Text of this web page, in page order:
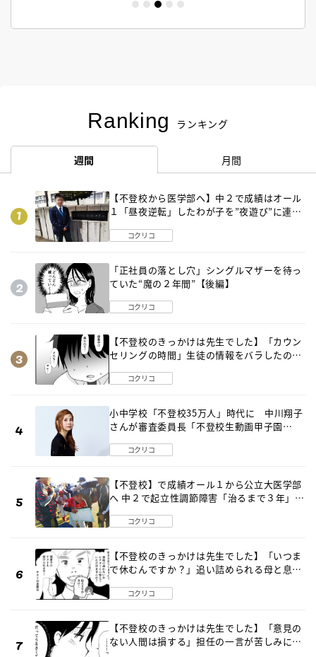
Ranking ランキング
週間 月間
【不登校から医学部へ】中２で成績はオール
１「昼夜逆転」したわが子を”夜遊び”に連れ
コクリコ
「正社員の落とし穴」シングルマザーを待っ
ていた“魔の２年間”【後編】
コクリコ
【不登校のきっかけは先生でした】「カウン
セリングの時間」生徒の情報をバラしたの
コクリコ
小中学校「不登校35万人」時代に 中川翔子
さんが審査委員長「不登校生動画甲子園
コクリコ
【不登校】で成績オール１から公立大医学部
へ 中２で起立性調節障害「治るまで３年」の
コクリコ
【不登校のきっかけは先生でした】「いつま
で休むんですか？」追い詰められる母と息子
コクリコ
【不登校のきっかけは先生でした】「意見の
ない人間は損する」担任の一言が苦しみに…